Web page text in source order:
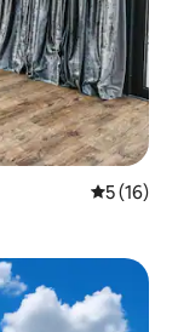
Keskmine
5 (16)